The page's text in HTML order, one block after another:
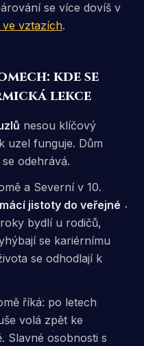
se více dovíš v
ve vztazích.
kde se
lekce
nesou klíčový
uzel funguje. Dům
se odehrává.
a Severní v 10.
jistoty do veřejné
bydlí u rodičů,
se kariérnímu
se odhodlají k
říká: po letech
volá zpět ke
Slavné osobnosti s